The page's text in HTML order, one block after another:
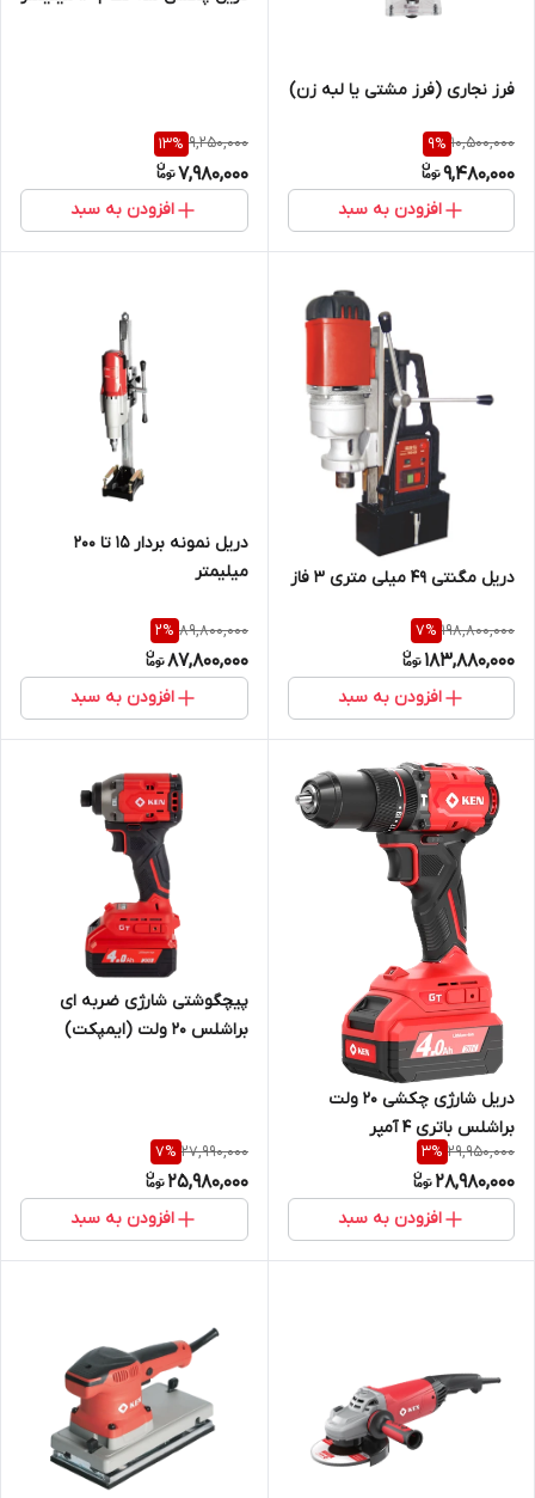
فرز نجاری (فرز مشتی یا لبه زن)
10,500,000
9%
9,480,000
افزودن به سبد
9,250,000
13%
7,980,000
افزودن به سبد
دریل مگنتی 49 میلی متری 3 فاز
198,800,000
7%
183,880,000
افزودن به سبد
دریل نمونه بردار 15 تا 200
میلیمتر
89,800,000
2%
87,800,000
افزودن به سبد
دریل شارژی چکشی 20 ولت
براشلس باتری 4 آمپر
29,950,000
3%
28,980,000
افزودن به سبد
پیچگوشتی شارژی ضربه ای
براشلس 20 ولت (ایمپکت)
27,990,000
7%
25,980,000
افزودن به سبد